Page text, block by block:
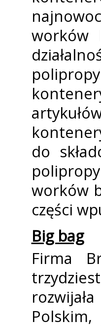
worków
do
worków
części
Big bag
Firma